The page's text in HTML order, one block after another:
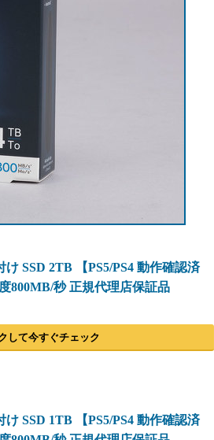
SSD 2TB 【PS5/PS4 動作確認済
800MB/秒 正規代理店保証品
して今すぐチェック
SSD 1TB 【PS5/PS4 動作確認済